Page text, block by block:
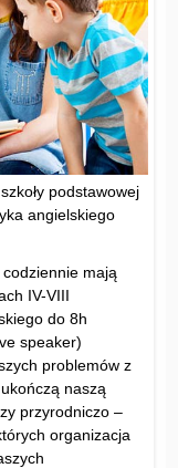
podstawowej
angielskiego
mają
IV-VIII
do 8h
speaker)
problemów z
naszą
przyrodniczo –
organizacja